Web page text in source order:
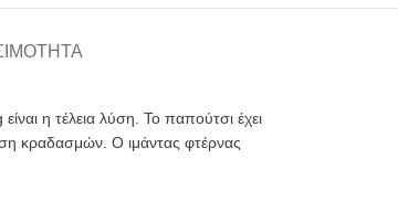
η τέλεια λύση. Το παπούτσι έχει
κραδασμών. Ο ιμάντας φτέρνας